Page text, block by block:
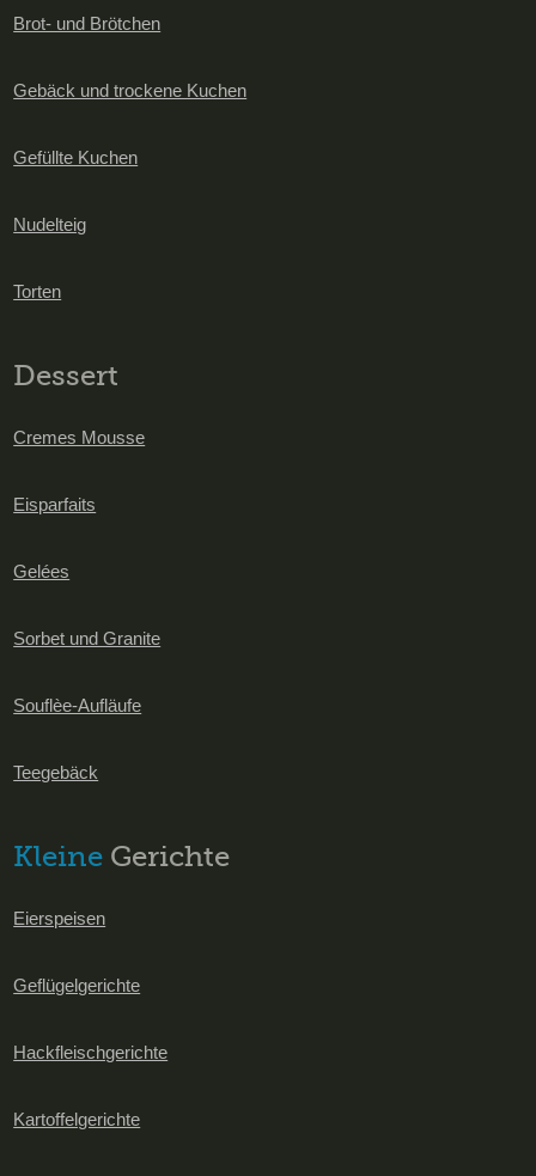
Brot- und Brötchen
Gebäck und trockene Kuchen
Gefüllte Kuchen
Nudelteig
Torten
Dessert
Cremes Mousse
Eisparfaits
Gelées
Sorbet und Granite
Souflèe-Aufläufe
Teegebäck
Kleine Gerichte
Eierspeisen
Geflügelgerichte
Hackfleischgerichte
Kartoffelgerichte